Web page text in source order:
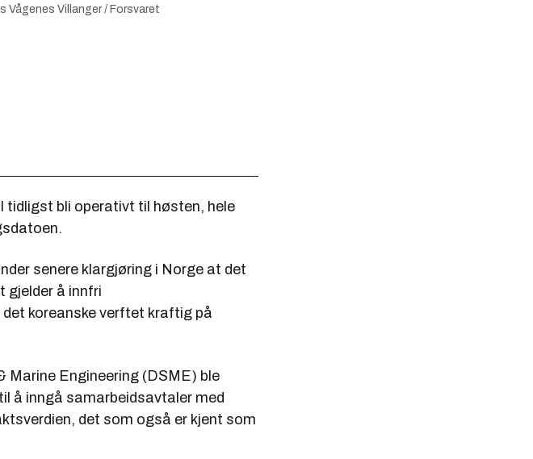
Vågenes Villanger / Forsvaret
tidligst bli operativt til høsten, hele
senere klargjøring i Norge at det
gjelder å innfri
koreanske verftet kraftig på
Marine Engineering (DSME) ble
å inngå samarbeidsavtaler med
det som også er kjent som